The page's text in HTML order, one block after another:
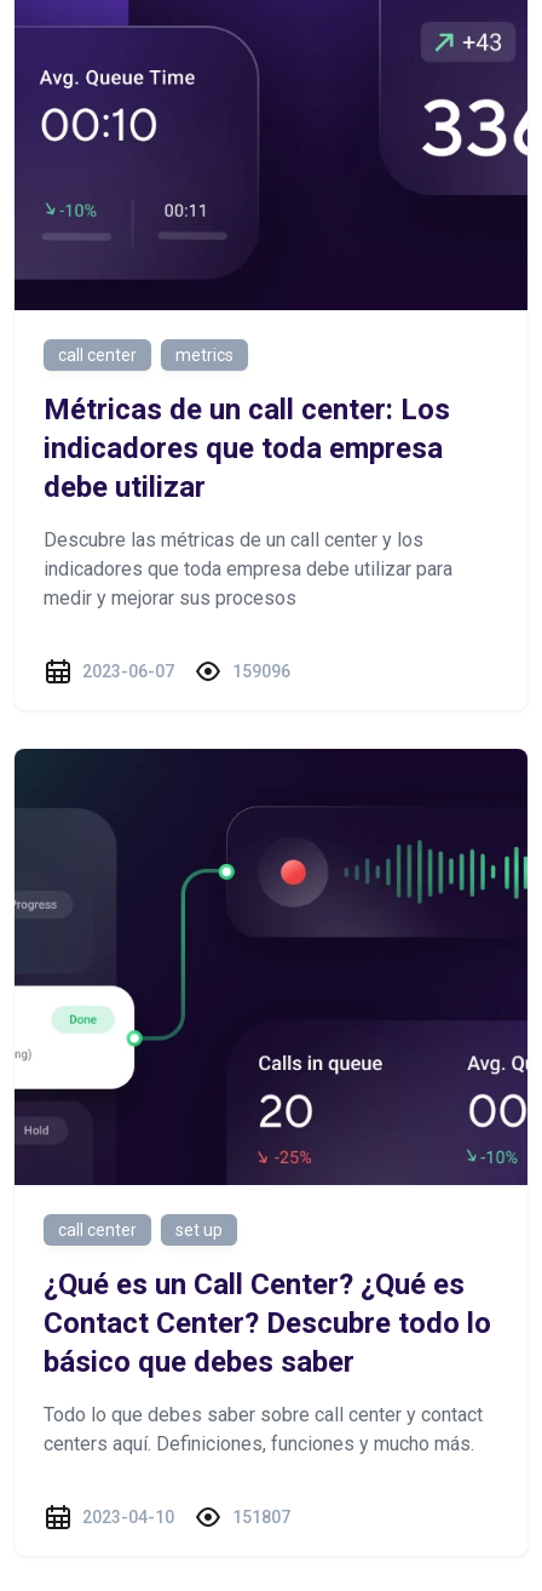
call center metrics
Métricas de un call center: Los
indicadores que toda empresa
debe utilizar
Descubre las métricas de un call center y los
indicadores que toda empresa debe utilizar para
medir y mejorar sus procesos
2023-06-07 159096
call center set up
¿Qué es un Call Center? ¿Qué es
Contact Center? Descubre todo lo
básico que debes saber
Todo lo que debes saber sobre call center y contact
centers aquí. Definiciones, funciones y mucho más.
2023-04-10 151807